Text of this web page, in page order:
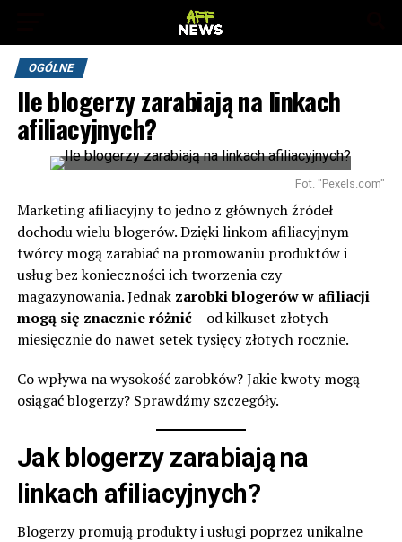
OGÓLNE
Ile blogerzy zarabiają na linkach
afiliacyjnych?
Fot. "Pexels.com"
Marketing afiliacyjny to jedno z głównych źródeł
dochodu wielu blogerów. Dzięki linkom afiliacyjnym
twórcy mogą zarabiać na promowaniu produktów i
usług bez konieczności ich tworzenia czy
magazynowania. Jednak zarobki blogerów w afiliacji
mogą się znacznie różnić– od kilkuset złotych
miesięcznie do nawet setek tysięcy złotych rocznie.
Co wpływa na wysokość zarobków? Jakie kwoty mogą
osiągać blogerzy? Sprawdźmy szczegóły.
Jak blogerzy zarabiają na
linkach afiliacyjnych?
Blogerzy promują produkty i usługi poprzez unikalne